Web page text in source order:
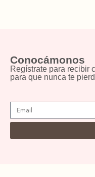
Conocámonos
Regístrate para recibir
para que nunca te